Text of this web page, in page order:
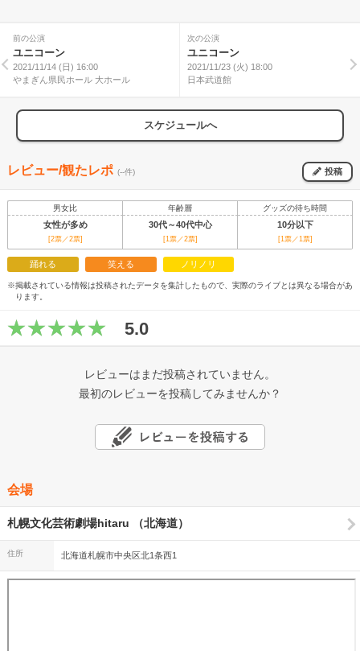
前の公演
ユニコーン
2021/11/14 (日) 16:00
やまぎん県民ホール 大ホール
次の公演
ユニコーン
2021/11/23 (火) 18:00
日本武道館
スケジュールへ
レビュー/観たレポ (--件) 投稿
男女比 年齢層 グッズの待ち時間
女性が多め 30代～40代中心 10分以下
[2票／2票] [1票／2票] [1票／1票]
踊れる 笑える ノリノリ
※掲載されている情報は投稿されたデータを集計したもので、実際のライブとは異なる場合があ
ります。
5.0
レビューはまだ投稿されていません。
最初のレビューを投稿してみませんか？
会場
札幌文化芸術劇場hitaru （北海道）
住所 北海道札幌市中央区北1条西1